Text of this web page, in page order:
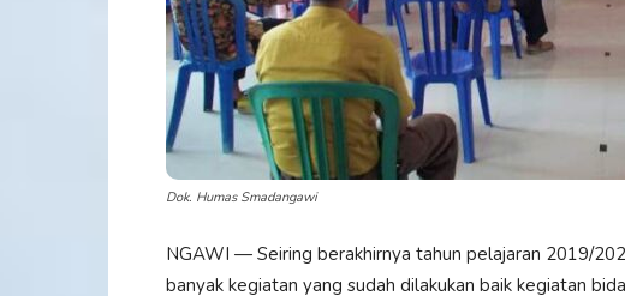
Dok. Humas Smadangawi
NGAWI — Seiring berakhirnya tahun pelajaran 2019/
banyak kegiatan yang sudah dilakukan baik kegiatan